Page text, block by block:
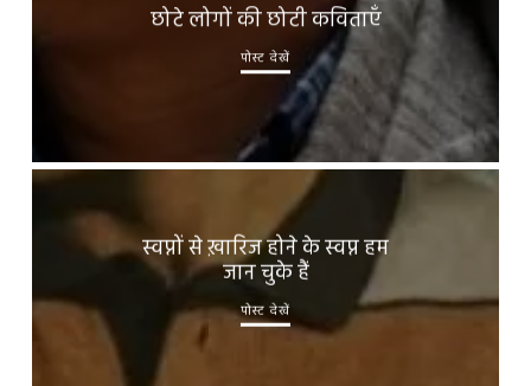
छोटे लोगों की छोटी कविताएँ
पोस्ट देखें
स्वप्नों से ख़ारिज होने के स्वप्न हम
जान चुके हैं
पोस्ट देखें